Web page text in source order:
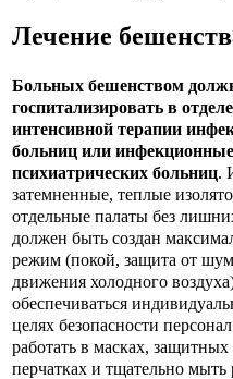
Лечение
Больных бешенством
госпитализировать в
интенсивной терапии
больниц или
психиатрических больниц.
затемненные, теплые
отдельные палаты без
должен быть создан
режим (покой, защита от
движения холодного
обеспечиваться
целях безопасности
работать в масках, защитных
перчатках и тщательно мыть